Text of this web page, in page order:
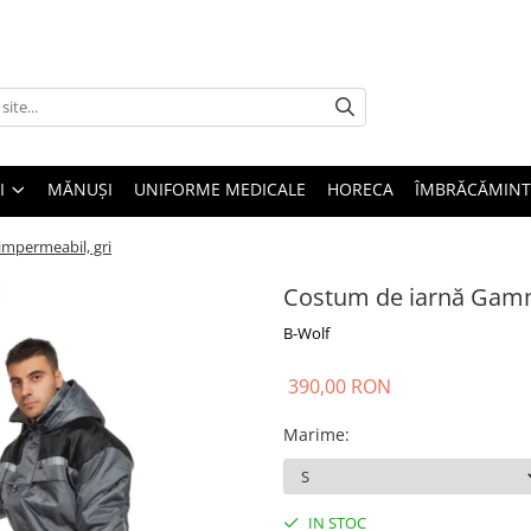
MĂNUȘI UNIFORME MEDICALE HORECA
gri
Costum de iarnă
B-Wolf
390,00 RON
Marime:
IN STOC